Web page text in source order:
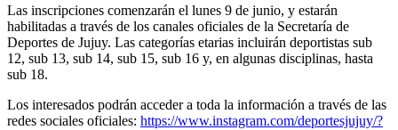
Las inscripciones comenzarán el lunes 9 de junio, y estarán
habilitadas a través de los canales oficiales de la Secretaría de
Deportes de Jujuy. Las categorías etarias incluirán deportistas sub
12, sub 13, sub 14, sub 15, sub 16 y, en algunas disciplinas, hasta
sub 18.
Los interesados podrán acceder a toda la información a través de las
redes sociales oficiales: https://www.instagram.com/deportesjujuy/?